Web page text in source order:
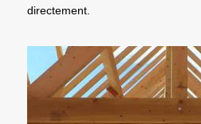
directement.